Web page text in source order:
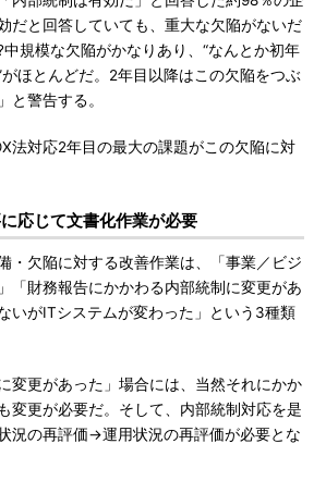
だと回答していても、重大な欠陥がないだ
規模な欠陥がかなりあり、“なんとか初年
ほとんどだ。2年目以降はこの欠陥をつぶ
と警告する。
法対応2年目の最大の課題がこの欠陥に対
応じて文書化作業が必要
・欠陥に対する改善作業は、「事業／ビジ
「財務報告にかかわる内部統制に変更があ
いがITシステムが変わった」という3種類
変更があった」場合には、当然それにかか
変更が必要だ。そして、内部統制対応を是
況の再評価→運用状況の再評価が必要とな